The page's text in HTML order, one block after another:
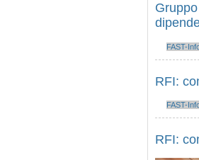
FAST-
RFI:
FAST-
RFI: